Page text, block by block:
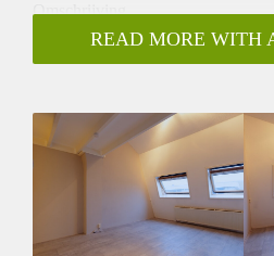
Omschrijving
Dit knusse appartement is gelegen
verdieping van het pand. U komt
wasmachine aansluiting alsmede
slapen. De badkamer is v.v. een
Kortom een ideaal appartement
Op een centrale locatie van
een gunstige ligging met in de
READ MORE WITH